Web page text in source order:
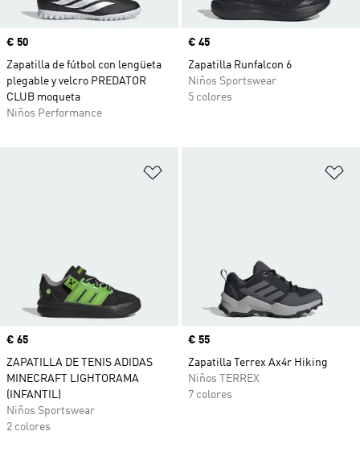
Precio
€ 50
Zapatilla de fútbol con lengüeta
plegable y velcro PREDATOR
CLUB moqueta
Niños Performance
Precio
€ 45
Zapatilla Runfalcon 6
Niños Sportswear
5 colores
Precio
€ 65
ZAPATILLA DE TENIS ADIDAS
MINECRAFT LIGHTORAMA
(INFANTIL)
Niños Sportswear
2 colores
Precio
€ 55
Zapatilla Terrex Ax4r Hiking
Niños TERREX
7 colores